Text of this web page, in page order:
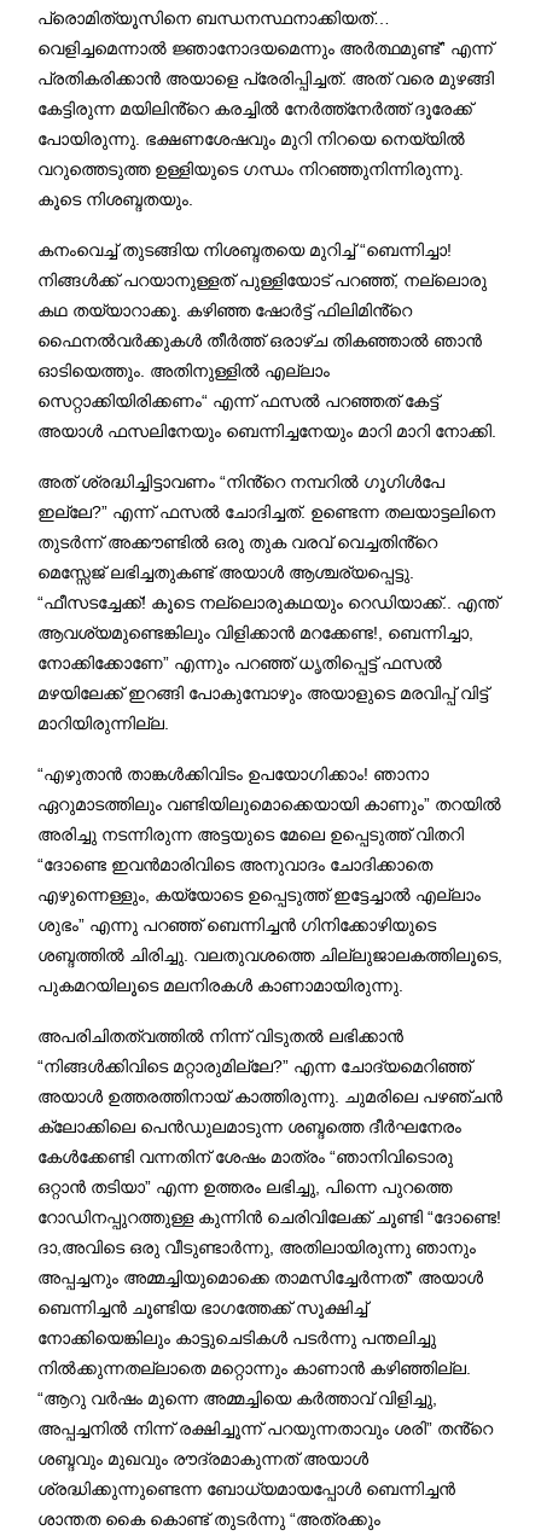
പ്രൊമിത്യൂസിനെ ബന്ധനസ്ഥനാക്കിയത്…
വെളിച്ചമെന്നാൽ ജ്ഞാനോദയമെന്നും അർത്ഥമുണ്ട്” എന്ന്
പ്രതികരിക്കാൻ അയാളെ പ്രേരിപ്പിച്ചത്. അത് വരെ മുഴങ്ങി
കേട്ടിരുന്ന മയിലിൻ്റെ കരച്ചിൽ നേർത്ത്നേർത്ത് ദൂരേക്ക്
പോയിരുന്നു. ഭക്ഷണശേഷവും മുറി നിറയെ നെയ്യിൽ
വറുത്തെടുത്ത ഉള്ളിയുടെ ഗന്ധം നിറഞ്ഞുനിന്നിരുന്നു.
കൂടെ നിശബ്ദതയും.
കനംവെച്ച് തുടങ്ങിയ നിശബ്ദതയെ മുറിച്ച് “ബെന്നിച്ചാ!
നിങ്ങൾക്ക് പറയാനുള്ളത് പുള്ളിയോട് പറഞ്ഞ്, നല്ലൊരു
കഥ തയ്യാറാക്കൂ. കഴിഞ്ഞ ഷോർട്ട് ഫിലിമിൻ്റെ
ഫൈനൽവർക്കുകൾ തീർത്ത് ഒരാഴ്ച തികഞ്ഞാൽ ഞാൻ
ഓടിയെത്തും. അതിനുള്ളിൽ എല്ലാം
സെറ്റാക്കിയിരിക്കണം“ എന്ന് ഫസൽ പറഞ്ഞത് കേട്ട്
അയാൾ ഫസലിനേയും ബെന്നിച്ചനേയും മാറി മാറി നോക്കി.
അത് ശ്രദ്ധിച്ചിട്ടാവണം “നിൻ്റെ നമ്പറിൽ ഗൂഗിൾപേ
ഇല്ലേ?” എന്ന് ഫസൽ ചോദിച്ചത്. ഉണ്ടെന്ന തലയാട്ടലിനെ
തുടർന്ന് അക്കൗണ്ടിൽ ഒരു തുക വരവ് വെച്ചതിൻ്റെ
മെസ്സേജ് ലഭിച്ചതുകണ്ട് അയാൾ ആശ്ചര്യപ്പെട്ടു.
“ഫീസടച്ചേക്ക്! കൂടെ നല്ലൊരുകഥയും റെഡിയാക്ക്.. എന്ത്
ആവശ്യമുണ്ടെങ്കിലും വിളിക്കാൻ മറക്കേണ്ട!, ബെന്നിച്ചാ,
നോക്കിക്കോണേ” എന്നും പറഞ്ഞ് ധൃതിപ്പെട്ട് ഫസൽ
മഴയിലേക്ക് ഇറങ്ങി പോകുമ്പോഴും അയാളുടെ മരവിപ്പ് വിട്ട്
മാറിയിരുന്നില്ല.
“എഴുതാൻ താങ്കൾക്കിവിടം ഉപയോഗിക്കാം! ഞാനാ
ഏറുമാടത്തിലും വണ്ടിയിലുമൊക്കെയായി കാണും” തറയിൽ
അരിച്ചു നടന്നിരുന്ന അട്ടയുടെ മേലെ ഉപ്പെടുത്ത് വിതറി
“ദോണ്ടെ ഇവൻമാരിവിടെ അനുവാദം ചോദിക്കാതെ
എഴുന്നെള്ളും, കയ്യോടെ ഉപ്പെടുത്ത് ഇട്ടേച്ചാൽ എല്ലാം
ശുഭം” എന്നു പറഞ്ഞ് ബെന്നിച്ചൻ ഗിനിക്കോഴിയുടെ
ശബ്ദത്തിൽ ചിരിച്ചു. വലതുവശത്തെ ചില്ലുജാലകത്തിലൂടെ,
പുകമറയിലൂടെ മലനിരകൾ കാണാമായിരുന്നു.
അപരിചിതത്വത്തിൽ നിന്ന് വിടുതൽ ലഭിക്കാൻ
“നിങ്ങൾക്കിവിടെ മറ്റാരുമില്ലേ?” എന്ന ചോദ്യമെറിഞ്ഞ്
അയാൾ ഉത്തരത്തിനായ് കാത്തിരുന്നു. ചുമരിലെ പഴഞ്ചൻ
ക്ലോക്കിലെ പെൻഡുലമാടുന്ന ശബ്ദത്തെ ദീർഘനേരം
കേൾക്കേണ്ടി വന്നതിന് ശേഷം മാത്രം “ഞാനിവിടൊരു
ഒറ്റാൻ തടിയാ” എന്ന ഉത്തരം ലഭിച്ചു, പിന്നെ പുറത്തെ
റോഡിനപ്പുറത്തുള്ള കുന്നിൻ ചെരിവിലേക്ക് ചൂണ്ടി “ദോണ്ടെ!
ദാ,അവിടെ ഒരു വീടുണ്ടാർന്നു, അതിലായിരുന്നു ഞാനും
അപ്പച്ചനും അമ്മച്ചിയുമൊക്കെ താമസിച്ചേർന്നത്” അയാൾ
ബെന്നിച്ചൻ ചൂണ്ടിയ ഭാഗത്തേക്ക് സൂക്ഷിച്ച്
നോക്കിയെങ്കിലും കാട്ടുചെടികൾ പടർന്നു പന്തലിച്ചു
നിൽക്കുന്നതല്ലാതെ മറ്റൊന്നും കാണാൻ കഴിഞ്ഞില്ല.
“ആറു വർഷം മുന്നെ അമ്മച്ചിയെ കർത്താവ് വിളിച്ചു,
അപ്പച്ചനിൽ നിന്ന് രക്ഷിച്ചൂന്ന് പറയുന്നതാവും ശരി” തൻ്റെ
ശബ്ദവും മുഖവും രൗദ്രമാകുന്നത് അയാൾ
ശ്രദ്ധിക്കുന്നുണ്ടെന്ന ബോധ്യമായപ്പോൾ ബെന്നിച്ചൻ
ശാന്തത കൈ കൊണ്ട് തുടർന്നു “അത്രക്കും